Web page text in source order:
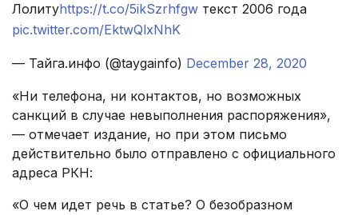
Лолитуhttps://t.co/5ikSzrhfgw текст 2006 года
pic.twitter.com/EktwQlxNhK
— Тайга.инфо (@taygainfo) December 28, 2020
«Ни телефона, ни контактов, но возможных
санкций в случае невыполнения распоряжения»,
— отмечает издание, но при этом письмо
действительно было отправлено с официального
адреса РКН:
«О чем идет речь в статье? О безобразном